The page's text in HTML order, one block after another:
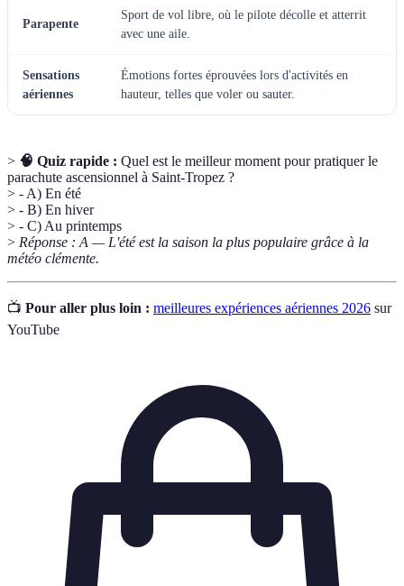
Parapente
Sport de vol libre, où le pilote décolle et atterrit
avec une aile.
Sensations
aériennes
Émotions fortes éprouvées lors d'activités en
hauteur, telles que voler ou sauter.
> 🧠 Quiz rapide : Quel est le meilleur moment pour pratiquer le
parachute ascensionnel à Saint-Tropez ?
> - A) En été
> - B) En hiver
> - C) Au printemps
> Réponse : A — L'été est la saison la plus populaire grâce à la
météo clémente.
📺 Pour aller plus loin : meilleures expériences aériennes 2026 sur
YouTube